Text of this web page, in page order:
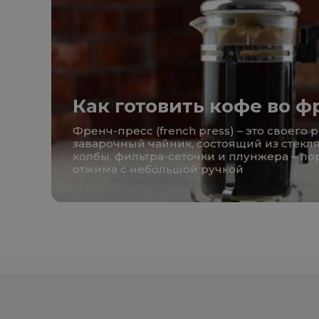
Как готовить кофе во
Френч-пресс (french press) – это своего
заварочный чайник, состоящий из
колбы, фильтра-сеточки и плунжера –
отжима с небольшой ручкой